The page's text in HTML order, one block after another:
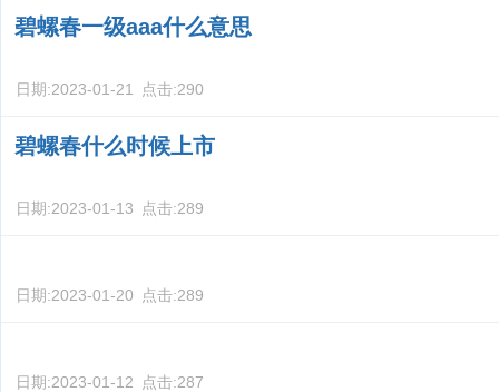
碧螺春一级aaa什么意思
日期:2023-01-21 点击:290
碧螺春什么时候上市
日期:2023-01-13 点击:289
日期:2023-01-20 点击:289
日期:2023-01-12 点击:287